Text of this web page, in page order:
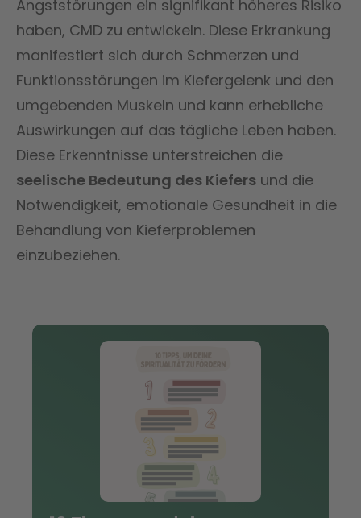
Angststörungen ein signifikant höheres Risiko
haben, CMD zu entwickeln. Diese Erkrankung
manifestiert sich durch Schmerzen und
Funktionsstörungen im Kiefergelenk und den
umgebenden Muskeln und kann erhebliche
Auswirkungen auf das tägliche Leben haben.
Diese Erkenntnisse unterstreichen die
seelische Bedeutung des Kiefers und die
Notwendigkeit, emotionale Gesundheit in die
Behandlung von Kieferproblemen
einzubeziehen.